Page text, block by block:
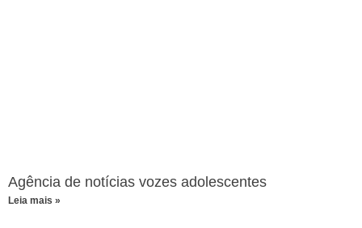
Agência de notícias vozes adolescentes
Leia mais »